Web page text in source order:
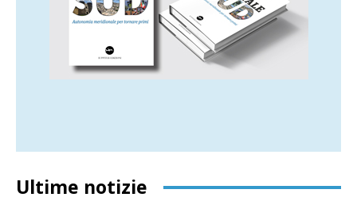
Ultime notizie